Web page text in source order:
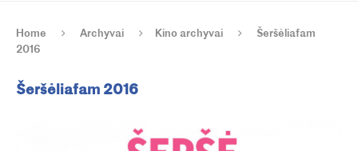
Home Archyvai Kino archyvai
Šeršėliafam
2016
Šeršėliafam 2016